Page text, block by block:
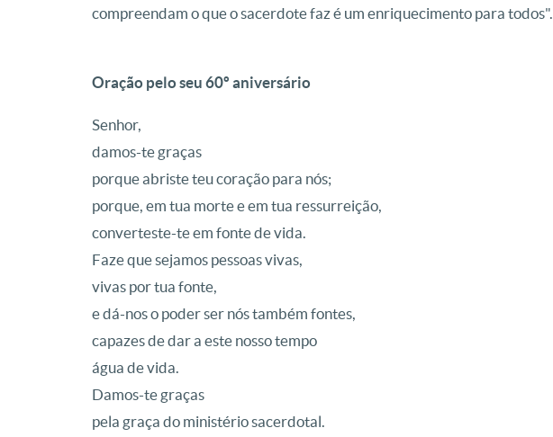
compreendam o que o sacerdote faz é um enriquecimento para todos".
Oração pelo seu 60º aniversário
Senhor,
damos-te graças
porque abriste teu coração para nós;
porque, em tua morte e em tua ressurreição,
converteste-te em fonte de vida.
Faze que sejamos pessoas vivas,
vivas por tua fonte,
e dá-nos o poder ser nós também fontes,
capazes de dar a este nosso tempo
água de vida.
Damos-te graças
pela graça do ministério sacerdotal.